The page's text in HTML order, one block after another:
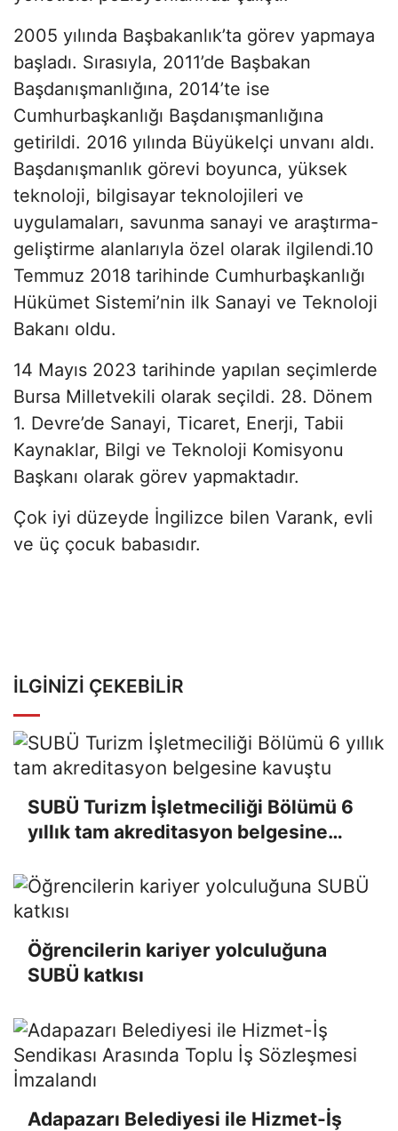
2005 yılında Başbakanlık’ta görev yapmaya
başladı. Sırasıyla, 2011’de Başbakan
Başdanışmanlığına, 2014’te ise
Cumhurbaşkanlığı Başdanışmanlığına
getirildi. 2016 yılında Büyükelçi unvanı aldı.
Başdanışmanlık görevi boyunca, yüksek
teknoloji, bilgisayar teknolojileri ve
uygulamaları, savunma sanayi ve araştırma-
geliştirme alanlarıyla özel olarak ilgilendi.10
Temmuz 2018 tarihinde Cumhurbaşkanlığı
Hükümet Sistemi’nin ilk Sanayi ve Teknoloji
Bakanı oldu.
14 Mayıs 2023 tarihinde yapılan seçimlerde
Bursa Milletvekili olarak seçildi. 28. Dönem
1. Devre’de Sanayi, Ticaret, Enerji, Tabii
Kaynaklar, Bilgi ve Teknoloji Komisyonu
Başkanı olarak görev yapmaktadır.
Çok iyi düzeyde İngilizce bilen Varank, evli
ve üç çocuk babasıdır.
İLGINIZI ÇEKEBILIR
SUBÜ Turizm İşletmeciliği Bölümü 6
yıllık tam akreditasyon belgesine
Öğrencilerin kariyer yolculuğuna
SUBÜ katkısı
Adapazarı Belediyesi ile Hizmet-İş